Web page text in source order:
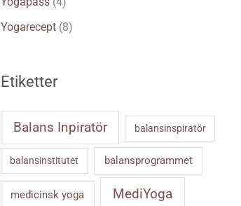
Yogarecept(8)
Etiketter
Balans Inpiratör balansinspiratör
balansinstitutet balansprogrammet
medicinsk yoga MediYoga